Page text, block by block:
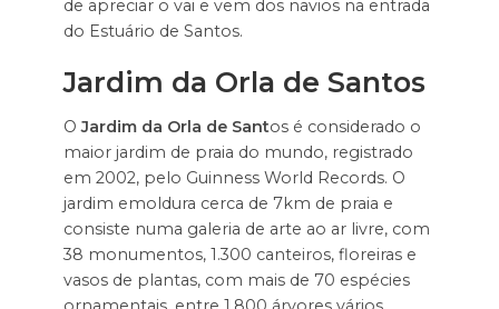
de apreciar o vai e vem dos navios na entrada
do Estuário de Santos.
Jardim da Orla de Santos
OJardim da Orla de Santos é considerado o
maior jardim de praia do mundo, registrado
em 2002, pelo Guinness World Records. O
jardim emoldura cerca de 7km de praia e
consiste numa galeria de arte ao ar livre, com
38 monumentos, 1.300 canteiros, floreiras e
vasos de plantas, com mais de 70 espécies